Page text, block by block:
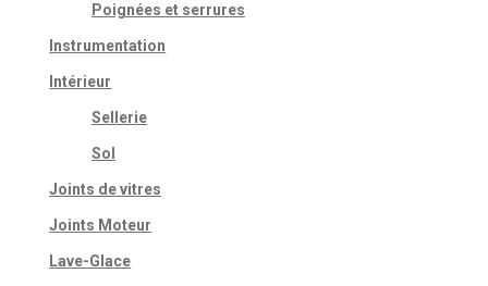
Poignées et serrures
Instrumentation
Intérieur
Sellerie
Sol
Joints de vitres
Joints Moteur
Lave-Glace